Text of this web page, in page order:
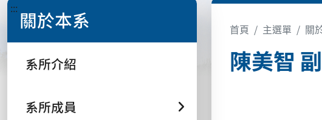
::: 關於本系
系所介紹
系所成員
首頁 主選單 關
陳美智